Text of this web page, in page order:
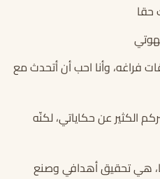
حقا
فراغه، وأنا احب أن أتحدث مع
الكثير عن حكاياتي، لكنّه
هي تحقيق أهدافي وصنع